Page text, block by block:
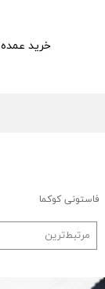
خرید عمده
فاستونی کوکما
مرتبط‌ترین